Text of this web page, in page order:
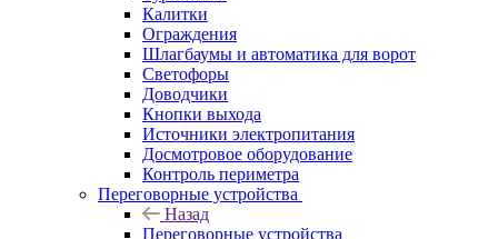
Калитки
Ограждения
Шлагбаумы и автоматика для ворот
Светофоры
Доводчики
Кнопки выхода
Источники электропитания
Досмотровое оборудование
Контроль периметра
Переговорные устройства
Назад
Переговорные устройства